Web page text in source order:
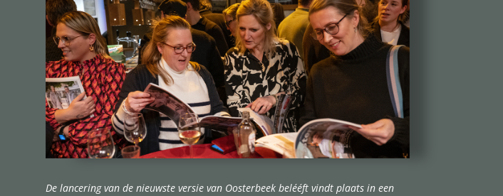
De lancering van de nieuwste versie van Oosterbeek belééft vindt plaats in een